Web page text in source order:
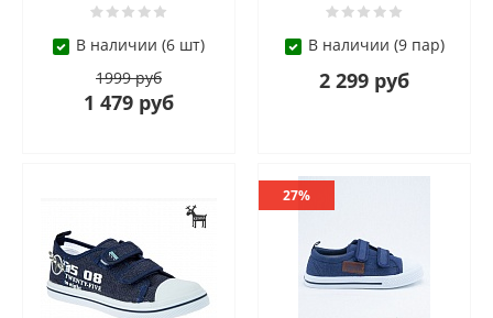
В наличии (6 шт)
1999 руб
1 479 руб
В наличии (9 пар)
2 299 руб
27%